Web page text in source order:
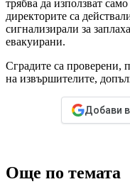
трябва да използват
директорите са
сигнализирали за
евакуирани.
Сградите са проверени,
на извършителите,
Добави
Още по темата